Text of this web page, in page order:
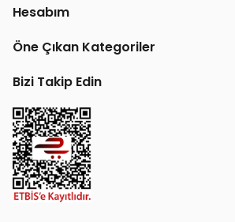
Hesabım
Öne Çıkan Kategoriler
Bizi Takip Edin